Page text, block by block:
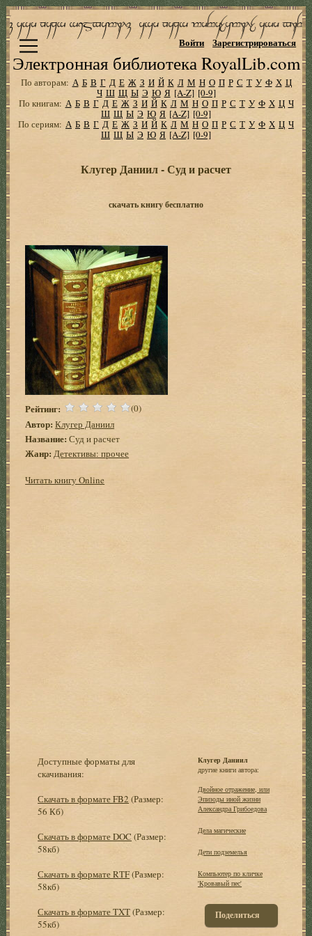
Электронная библиотека RoyalLib.com
Войти Зарегистрироваться
По авторам: А Б В Г Д Е Ж З И Й К Л М Н О П Р С Т У Ф Х Ц
Ч Ш Щ Ы Э Ю Я [A-Z] [0-9]
По книгам: А Б В Г Д Е Ж З И Й К Л М Н О П Р С Т У Ф Х Ц Ч
Ш Щ Ы Э Ю Я [A-Z] [0-9]
По сериям: А Б В Г Д Е Ж З И Й К Л М Н О П Р С Т У Ф Х Ц Ч
Ш Щ Ы Э Ю Я [A-Z] [0-9]
Клугер Даниил - Суд и расчет
скачать книгу бесплатно
Рейтинг: (0)
Автор: Клугер Даниил
Название: Суд и расчет
Жанр: Детективы: прочее
Читать книгу Online
Доступные форматы для
скачивания:
Скачать в формате FB2 (Размер:
56 Кб)
Скачать в формате DOC (Размер:
58кб)
Скачать в формате RTF(Размер:
58кб)
Скачать в формате TXT(Размер:
55кб)
Клугер Даниил
другие книги автора:
Двойное отражение, или
Эпизоды иной жизни
Александра Грибоедова
Дела магические
Дети подземелья
Компьютер по кличке
'Кровавый пес'
Поделиться